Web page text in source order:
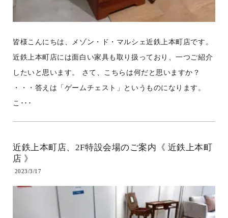
皆様こんにちは、メゾン・ド・マルシェ近鉄上本町店です。
近鉄上本町店には面白い家具も取り扱っており、一つご紹介
したいと思います。 さて、こちらは何だと思いますか？
・・・答えは「ゲームチェスト」というものになります。
こ･･･
近鉄上本町店、2F特設会場のご案内《 近鉄上本町
店 》
2023/3/17